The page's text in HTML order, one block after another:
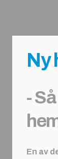
Ny
-
En av